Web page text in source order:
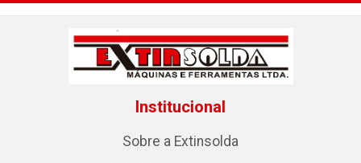
Institucional
Sobre a Extinsolda